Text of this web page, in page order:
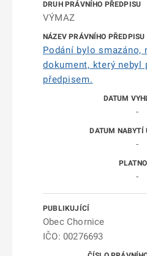
VÝMAZ
Podání bylo smazáno,
dokument, který nebyl
předpisem.
-
-
-
Obec Chornice
IČO: 00276693